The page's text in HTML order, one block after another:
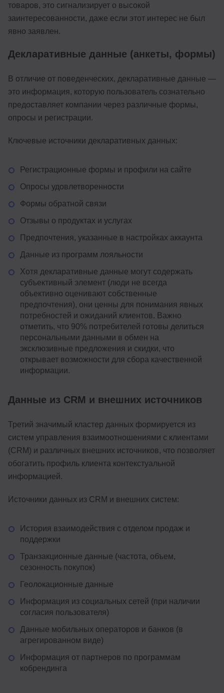
товаров, это сигнализирует о высокой
заинтересованности, даже если этот интерес не был
явно заявлен.
Декларативные данные (анкеты, формы)
В отличие от поведенческих, декларативные данные —
это информация, которую пользователь сознательно
предоставляет компании через различные формы,
опросы и регистрации.
Ключевые источники декларативных данных:
Регистрационные формы и профили на сайте
Опросы удовлетворенности
Формы обратной связи
Отзывы о продуктах и услугах
Предпочтения, указанные в настройках аккаунта
Данные из программ лояльности
Хотя декларативные данные могут содержать
субъективный элемент (люди не всегда
объективно оценивают собственные
предпочтения), они ценны для понимания явных
потребностей и ожиданий клиентов. Важно
отметить, что 90% потребителей готовы делиться
персональными данными в обмен на
эксклюзивные предложения и скидки, что
открывает возможности для сбора качественной
информации.
Данные из CRM и внешних источников
Третий значимый кластер данных формируется из
систем управления взаимоотношениями с клиентами
(CRM) и различных внешних источников, что позволяет
обогатить профиль клиента контекстуальной
информацией.
Источники данных из CRM и внешних систем:
История взаимодействия с отделом продаж и
поддержки
Транзакционные данные (частота, объем,
сезонность покупок)
Геолокационные данные
Информация из социальных сетей (при наличии
согласия пользователя)
Данные мобильных операторов и банков (в
агрегированном виде)
Информация от партнеров по программам
кобрендинга